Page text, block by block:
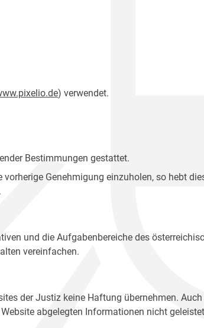
) verwendet.
Bestimmungen gestattet.
Genehmigung einzuholen, so hebt
und die Aufgabenbereiche des
vereinfachen.
der Justiz keine Haftung übernehmen.
abgelegten Informationen nicht